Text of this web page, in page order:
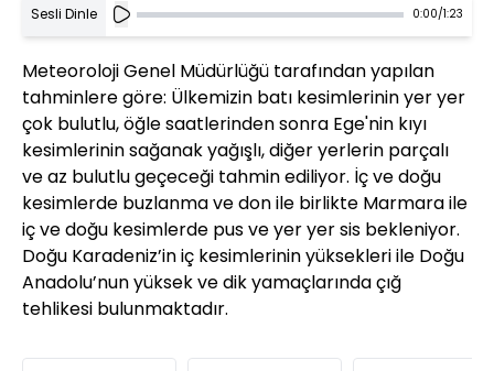
Sesli Dinle 0:00/1:23
Meteoroloji Genel Müdürlüğü tarafından yapılan
tahminlere göre: Ülkemizin batı kesimlerinin yer yer
çok bulutlu, öğle saatlerinden sonra Ege'nin kıyı
kesimlerinin sağanak yağışlı, diğer yerlerin parçalı
ve az bulutlu geçeceği tahmin ediliyor. İç ve doğu
kesimlerde buzlanma ve don ile birlikte Marmara ile
iç ve doğu kesimlerde pus ve yer yer sis bekleniyor.
Doğu Karadeniz’in iç kesimlerinin yüksekleri ile Doğu
Anadolu’nun yüksek ve dik yamaçlarında çığ
tehlikesi bulunmaktadır.